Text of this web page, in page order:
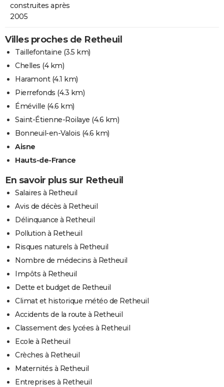
construites après
2005
Villes proches de Retheuil
Taillefontaine (3.5 km)
Chelles (4 km)
Haramont(4.1 km)
Pierrefonds (4.3 km)
Éméville (4.6 km)
Saint-Étienne-Roilaye (4.6 km)
Bonneuil-en-Valois (4.6 km)
Aisne
Hauts-de-France
En savoir plus sur Retheuil
Salaires à Retheuil
Avis de décès à Retheuil
Délinquance à Retheuil
Pollution à Retheuil
Risques naturels à Retheuil
Nombre de médecins à Retheuil
Impôts à Retheuil
Dette et budget de Retheuil
Climat et historique météo de Retheuil
Accidents de la route à Retheuil
Classement des lycées à Retheuil
Ecole à Retheuil
Crèches à Retheuil
Maternités à Retheuil
Entreprises à Retheuil